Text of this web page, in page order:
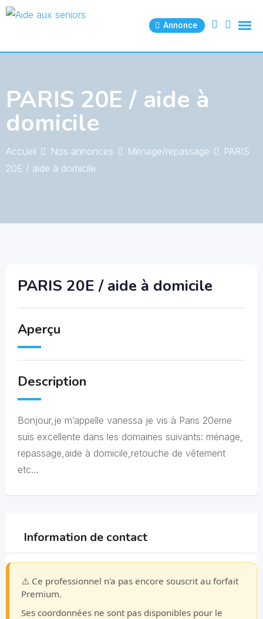
Skip
Annonce
PARIS 20E / aide à
domicile
Accueil Nos annonces Ménage/repassage
PARIS
20E / aide à domicile
PARIS 20E / aide à domicile
Aperçu
Description
Bonjour,je m’appelle vanessa je vis à Paris 20eme
suis excellente dans les domaines suivants: ménage,
repassage,aide à domicile,retouche de vêtement
etc…
Information de contact
⚠️ Ce professionnel n'a pas encore souscrit au forfait
Premium.
Ses coordonnées ne sont pas disponibles pour le